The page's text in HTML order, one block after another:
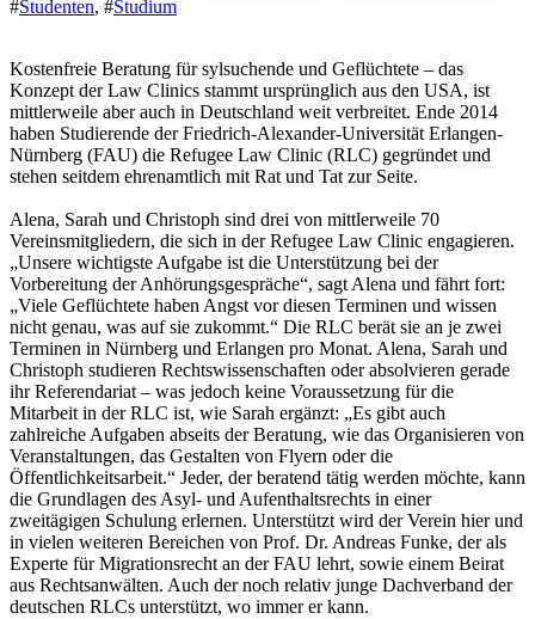
#Studenten, #Studium
Kostenfreie Beratung für sylsuchende und Geflüchtete – das
Konzept der Law Clinics stammt ursprünglich aus den USA, ist
mittlerweile aber auch in Deutschland weit verbreitet. Ende 2014
haben Studierende der Friedrich-Alexander-Universität Erlangen-
Nürnberg (FAU) die Refugee Law Clinic (RLC) gegründet und
stehen seitdem ehrenamtlich mit Rat und Tat zur Seite.
Alena, Sarah und Christoph sind drei von mittlerweile 70
Vereinsmitgliedern, die sich in der Refugee Law Clinic engagieren.
„Unsere wichtigste Aufgabe ist die Unterstützung bei der
Vorbereitung der Anhörungsgespräche“, sagt Alena und fährt fort:
„Viele Geflüchtete haben Angst vor diesen Terminen und wissen
nicht genau, was auf sie zukommt.“ Die RLC berät sie an je zwei
Terminen in Nürnberg und Erlangen pro Monat. Alena, Sarah und
Christoph studieren Rechtswissenschaften oder absolvieren gerade
ihr Referendariat – was jedoch keine Voraussetzung für die
Mitarbeit in der RLC ist, wie Sarah ergänzt: „Es gibt auch
zahlreiche Aufgaben abseits der Beratung, wie das Organisieren von
Veranstaltungen, das Gestalten von Flyern oder die
Öffentlichkeitsarbeit.“ Jeder, der beratend tätig werden möchte, kann
die Grundlagen des Asyl- und Aufenthaltsrechts in einer
zweitägigen Schulung erlernen. Unterstützt wird der Verein hier und
in vielen weiteren Bereichen von Prof. Dr. Andreas Funke, der als
Experte für Migrationsrecht an der FAU lehrt, sowie einem Beirat
aus Rechtsanwälten. Auch der noch relativ junge Dachverband der
deutschen RLCs unterstützt, wo immer er kann.